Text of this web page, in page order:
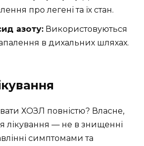
про легені та їх стан.
азоту: Використовуються
в дихальних шляхах.
ХОЗЛ повністю? Власне,
лікування — не в знищенні
симптомами та